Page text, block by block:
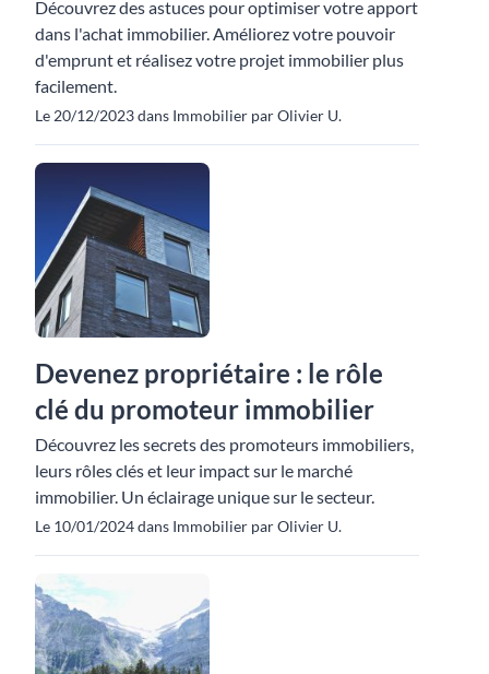
Découvrez des astuces pour optimiser votre apport
dans l'achat immobilier. Améliorez votre pouvoir
d'emprunt et réalisez votre projet immobilier plus
facilement.
Le 20/12/2023 dans Immobilier par Olivier U.
Devenez propriétaire : le rôle
clé du promoteur immobilier
Découvrez les secrets des promoteurs immobiliers,
leurs rôles clés et leur impact sur le marché
immobilier. Un éclairage unique sur le secteur.
Le 10/01/2024 dans Immobilier par Olivier U.